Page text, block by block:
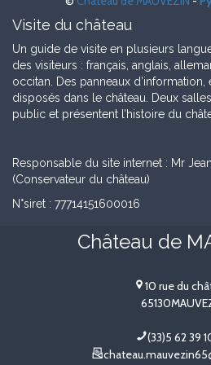
Visite du château
Un guide de visite en plusieurs
des visiteurs : français, anglais,
occitan. Des panneaux
disposés dans le château. Deux
public et présentent l’histoire du
Responsable du site internet : Mr
(Conservateur du château)
N°siret : 77714151600016
Château de
10 rue du
65130
(33)5 62 39